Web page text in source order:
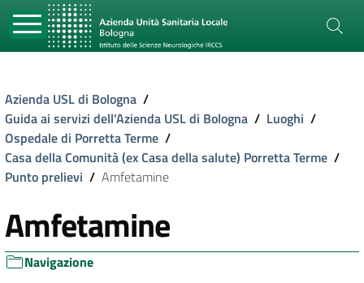
Azienda USL di Bologna /
Guida ai servizi dell'Azienda USL di Bologna / Luoghi /
Ospedale di Porretta Terme /
Casa della Comunità (ex Casa della salute) Porretta Terme /
Punto prelievi / Amfetamine
Amfetamine
Navigazione